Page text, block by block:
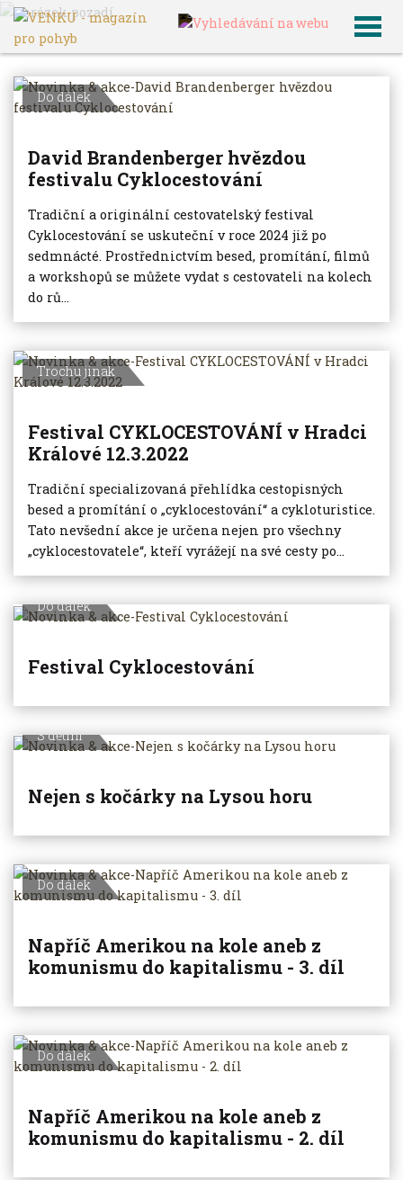
VENKU Archiv článků
Do dálek
David Brandenberger hvězdou
festivalu Cyklocestování
Tradiční a originální cestovatelský festival
Cyklocestování se uskuteční v roce 2024 již po
sedmnácté. Prostřednictvím besed, promítání, filmů
a workshopů se můžete vydat s cestovateli na kolech
do rů...
Trochu jinak
Festival CYKLOCESTOVÁNÍ v Hradci
Králové 12.3.2022
Tradiční specializovaná přehlídka cestopisných
besed a promítání o „cyklocestování“ a cykloturistice.
Tato nevšední akce je určena nejen pro všechny
„cyklocestovatele“, kteří vyrážejí na své cesty po...
Do dálek
Festival Cyklocestování
S dětmi
Nejen s kočárky na Lysou horu
Do dálek
Napříč Amerikou na kole aneb z
komunismu do kapitalismu - 3. díl
Do dálek
Napříč Amerikou na kole aneb z
komunismu do kapitalismu - 2. díl